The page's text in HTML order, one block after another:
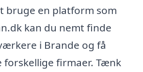
bruge en platform som
kan du nemt finde
i Brande og få
firmaer. Tænk